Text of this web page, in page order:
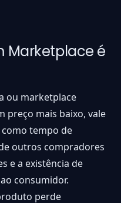
Marketplace é
ou marketplace
preço mais baixo, vale
tempo de
outros compradores
e a existência de
consumidor.
perde